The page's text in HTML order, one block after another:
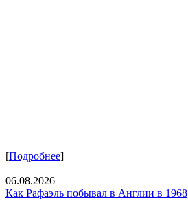
[Подробнее]
06.08.2026
Как Рафаэль побывал в Англии в 1968